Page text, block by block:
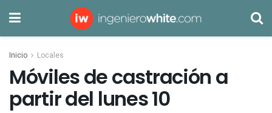
Inicio Locales
Móviles de castración a
partir del lunes 10